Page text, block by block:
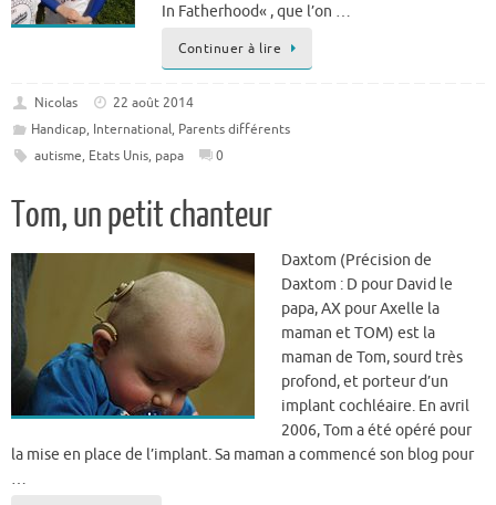
In Fatherhood« , que l’on …
Continuer à lire
Nicolas
22 août 2014
Handicap, International, Parents différents
autisme, Etats Unis, papa 0
Tom, un petit chanteur
Daxtom (Précision de
Daxtom : D pour David le
papa, AX pour Axelle la
maman et TOM) est la
maman de Tom, sourd très
profond, et porteur d’un
implant cochléaire. En avril
2006, Tom a été opéré pour
la mise en place de l’implant. Sa maman a commencé son blog pour
…